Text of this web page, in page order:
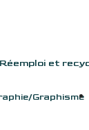
Réemploi et
Graphisme